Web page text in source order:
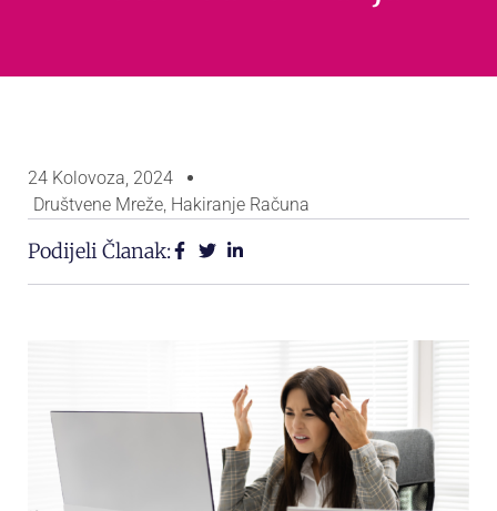
24 Kolovoza, 2024
Društvene Mreže, Hakiranje Računa
Podijeli Članak: